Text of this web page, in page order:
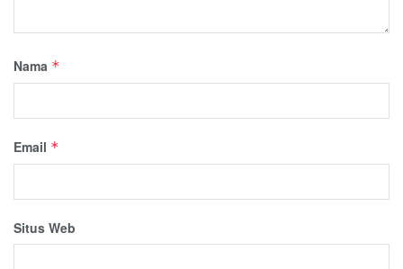
Nama *
Email *
Situs Web